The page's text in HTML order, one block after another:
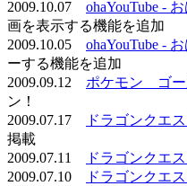
2009.10.07 ohaYouTube -
画を表示する機能を追加
2009.10.05 ohaYouTube -
ーする機能を追加
2009.09.12 ポケモン ゴー
ン！
2009.07.17
ドラゴンクエ
掲載
2009.07.11
ドラゴンクエ
2009.07.10
ドラゴンクエ